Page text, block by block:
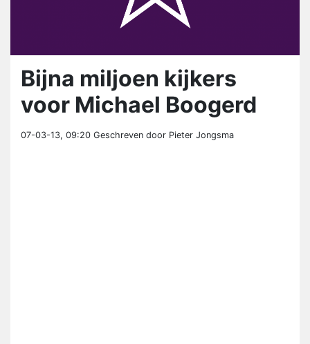
Bijna miljoen kijkers
voor Michael Boogerd
07-03-13, 09:20 Geschreven door Pieter Jongsma